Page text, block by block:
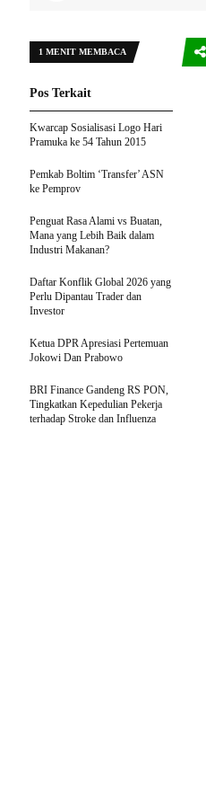
1 MENIT MEMBACA
Pos Terkait
Kwarcap Sosialisasi Logo Hari
Pramuka ke 54 Tahun 2015
Pemkab Boltim ‘Transfer’ ASN
ke Pemprov
Penguat Rasa Alami vs Buatan,
Mana yang Lebih Baik dalam
Industri Makanan?
Daftar Konflik Global 2026 yang
Perlu Dipantau Trader dan
Investor
Ketua DPR Apresiasi Pertemuan
Jokowi Dan Prabowo
BRI Finance Gandeng RS PON,
Tingkatkan Kepedulian Pekerja
terhadap Stroke dan Influenza